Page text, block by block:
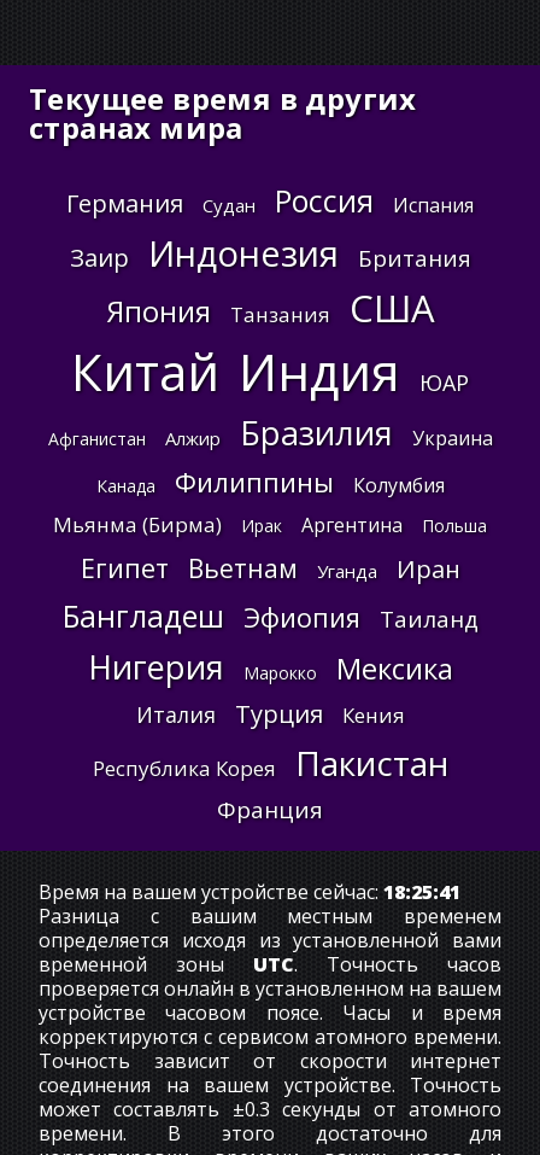
Текущее время в других
странах мира
Германия Судан Россия Испания
Заир Индонезия Британия
Япония Танзания США
Китай Индия ЮАР
Афганистан Алжир Бразилия Украина
Канада Филиппины Колумбия
Мьянма (Бирма) Ирак Аргентина Польша
Египет Вьетнам Уганда Иран
Бангладеш Эфиопия Таиланд
Нигерия Марокко Мексика
Италия Турция
Кения
Республика Корея
Пакистан
Франция
Время на вашем устройстве сейчас:18:25:42
Разница с вашим местным временем
определяется исходя из установленной вами
временной зоны UTC. Точность часов
проверяется онлайн в установленном на вашем
устройстве часовом поясе. Часы и время
корректируются с сервисом атомного времени.
Точность зависит от скорости интернет
соединения на вашем устройстве. Точность
может составлять ±0.3 секунды от атомного
времени. В этого достаточно для